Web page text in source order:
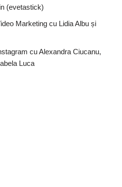
(evetastick)
Marketing cu Lidia Albu și
cu Alexandra Ciucanu,
Luca